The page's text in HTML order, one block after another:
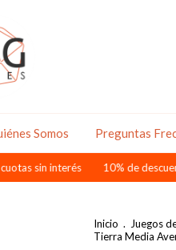
Somos Preguntas
10% de descuento
Inicio . Juegos
Tierra Media